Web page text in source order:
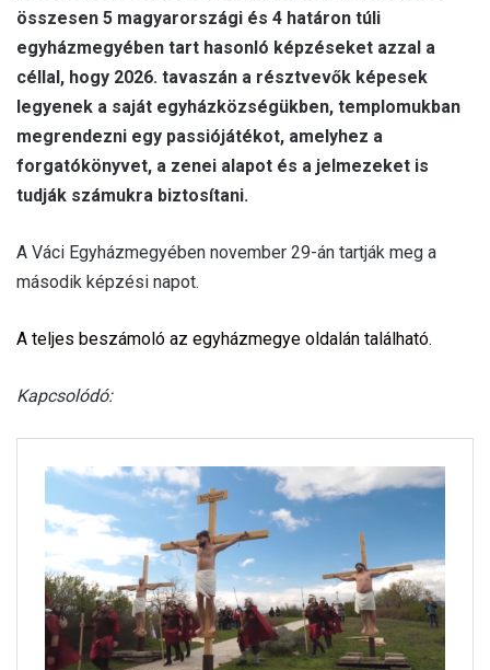
összesen 5 magyarországi és 4 határon túli
egyházmegyében tart hasonló képzéseket azzal a
céllal, hogy 2026. tavaszán a résztvevők képesek
legyenek a saját egyházközségükben, templomukban
megrendezni egy passiójátékot, amelyhez a
forgatókönyvet, a zenei alapot és a jelmezeket is
tudják számukra biztosítani.
A Váci Egyházmegyében november 29-án tartják meg a
második képzési napot.
A teljes beszámoló az egyházmegye oldalán található.
Kapcsolódó: